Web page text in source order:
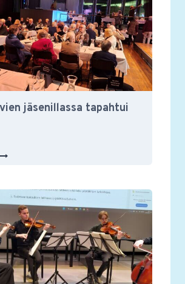
MUUSTAKIN
jäsenillassa tapahtui
RSON
TAPAHTUI